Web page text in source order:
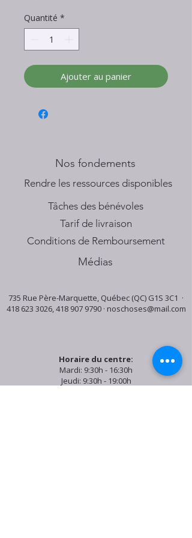
Quantité *
Ajouter au panier
Nos fondements
​Rendre les ressources disponibles
Tâches des bénévoles
Tarif de livraison
Conditions de Remboursement
Médias
735 Rue Père-Marquette, Québec (QC) G1S 3C1 ·
418 623 3026,418 907 9790· noschoses@mail.com
Horaire du centre:
Mardi: 9:30h - 16:30h
Jeudi: 9:30h - 19:00h